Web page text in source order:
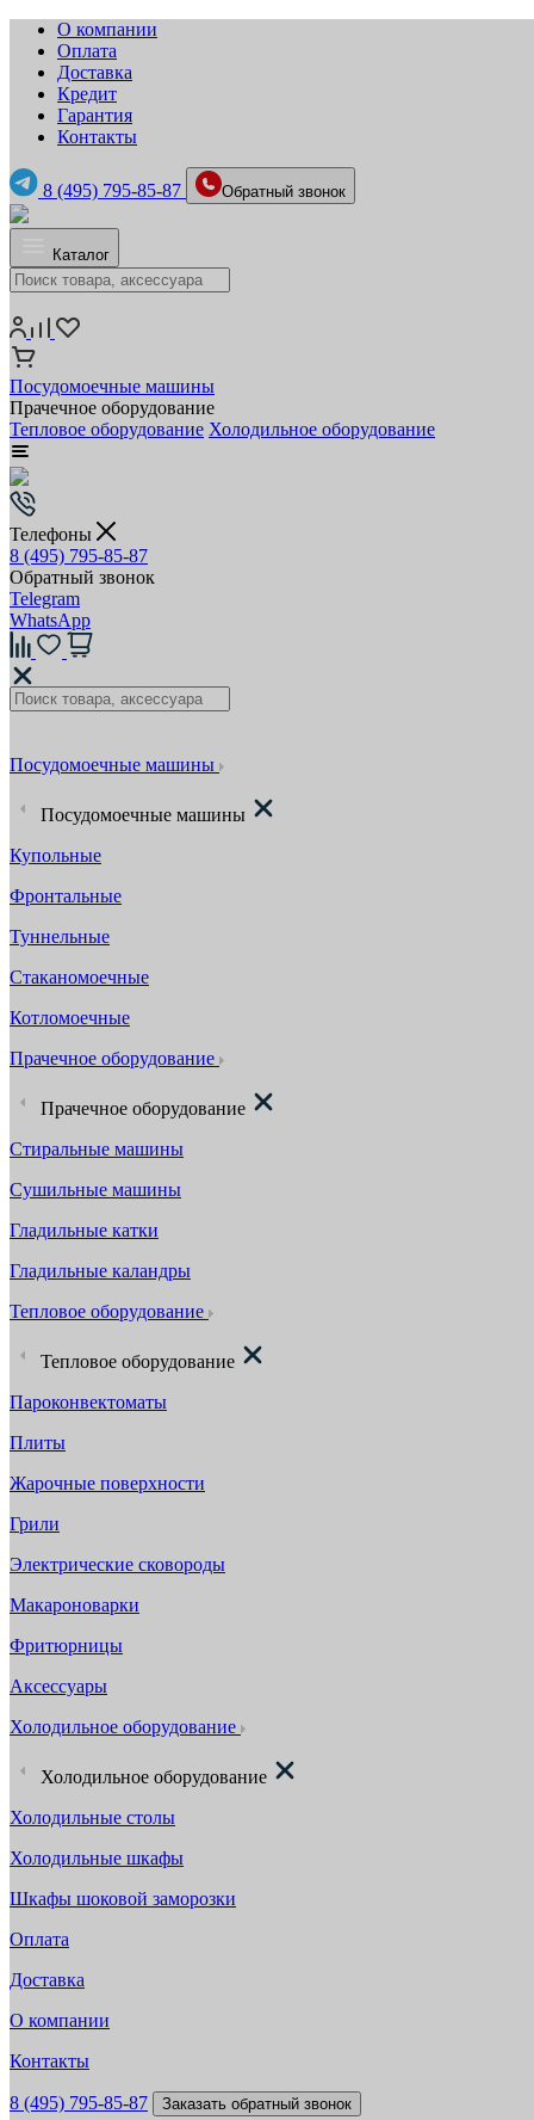
О компании
Оплата
Доставка
Кредит
Гарантия
Контакты
8 (495) 795-85-87 Обратный звонок
Каталог
Посудомоечные машины
Прачечное оборудование
Тепловое оборудование Холодильное оборудование
Телефоны
8 (495) 795-85-87
Обратный звонок
Telegram
WhatsApp
Посудомоечные машины
Посудомоечные машины
Купольные
Фронтальные
Туннельные
Стаканомоечные
Котломоечные
Прачечное оборудование
Прачечное оборудование
Стиральные машины
Сушильные машины
Гладильные катки
Гладильные каландры
Тепловое оборудование
Тепловое оборудование
Пароконвектоматы
Плиты
Жарочные поверхности
Грили
Электрические сковороды
Макароноварки
Фритюрницы
Аксессуары
Холодильное оборудование
Холодильное оборудование
Холодильные столы
Холодильные шкафы
Шкафы шоковой заморозки
Оплата
Доставка
О компании
Контакты
8 (495) 795-85-87 Заказать обратный звонок